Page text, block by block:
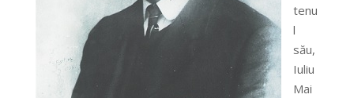
tenu
l
său,
Iuliu
Mai